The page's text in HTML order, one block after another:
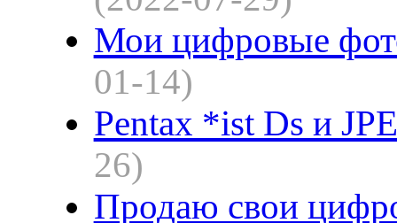
Мои цифровые
01-14)
Pentax *ist Ds и
26)
Продаю свои